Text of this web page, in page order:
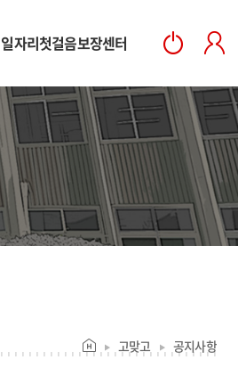
일자리첫걸음보장센터
고맞고 공지사항